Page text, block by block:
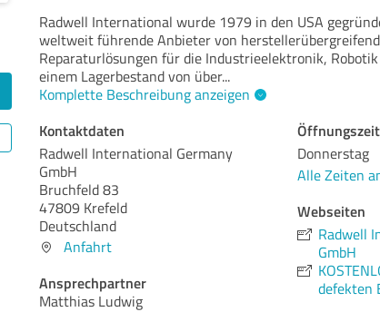
Radwell International wurde 1979 in den USA
weltweit führende Anbieter von
Reparaturlösungen für die Industrieelektronik,
einem Lagerbestand von über...
Komplette Beschreibung anzeigen
Kontaktdaten
Radwell International Germany
GmbH
Bruchfeld 83
47809 Krefeld
Deutschland
Anfahrt
Ansprechpartner
Matthias Ludwig
Donnerstag
Alle Zeiten
Webseiten
Radwell
GmbH
defekten